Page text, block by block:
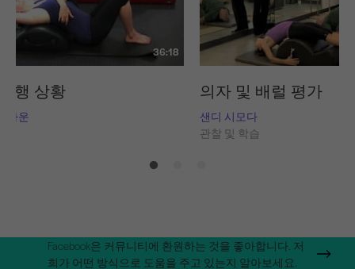
36:18
행 상황
라운
의자 및 배럴 평가
샌디 시모다
관찰 및 학습
Facebook은 커뮤니티에 환원하는 것을 좋아합니다. 저
희가 어떤 방식으로 도움을 주고 있는지 알아보세요.